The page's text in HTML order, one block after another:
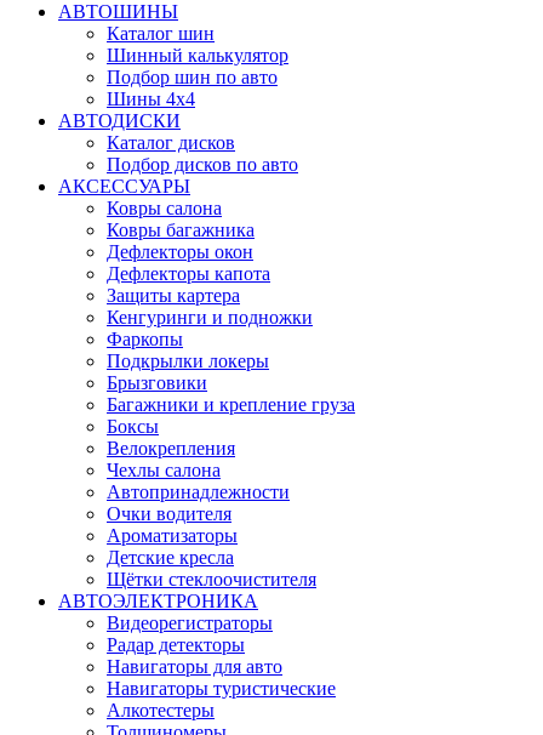
АВТОШИНЫ
Каталог шин
Шинный калькулятор
Подбор шин по авто
Шины 4x4
АВТОДИСКИ
Каталог дисков
Подбор дисков по авто
АКСЕССУАРЫ
Ковры салона
Ковры багажника
Дефлекторы окон
Дефлекторы капота
Защиты картера
Кенгуринги и подножки
Фаркопы
Подкрылки локеры
Брызговики
Багажники и крепление груза
Боксы
Велокрепления
Чехлы салона
Автопринадлежности
Очки водителя
Ароматизаторы
Детские кресла
Щётки стеклоочистителя
АВТОЭЛЕКТРОНИКА
Видеорегистраторы
Радар детекторы
Навигаторы для авто
Навигаторы туристические
Алкотестеры